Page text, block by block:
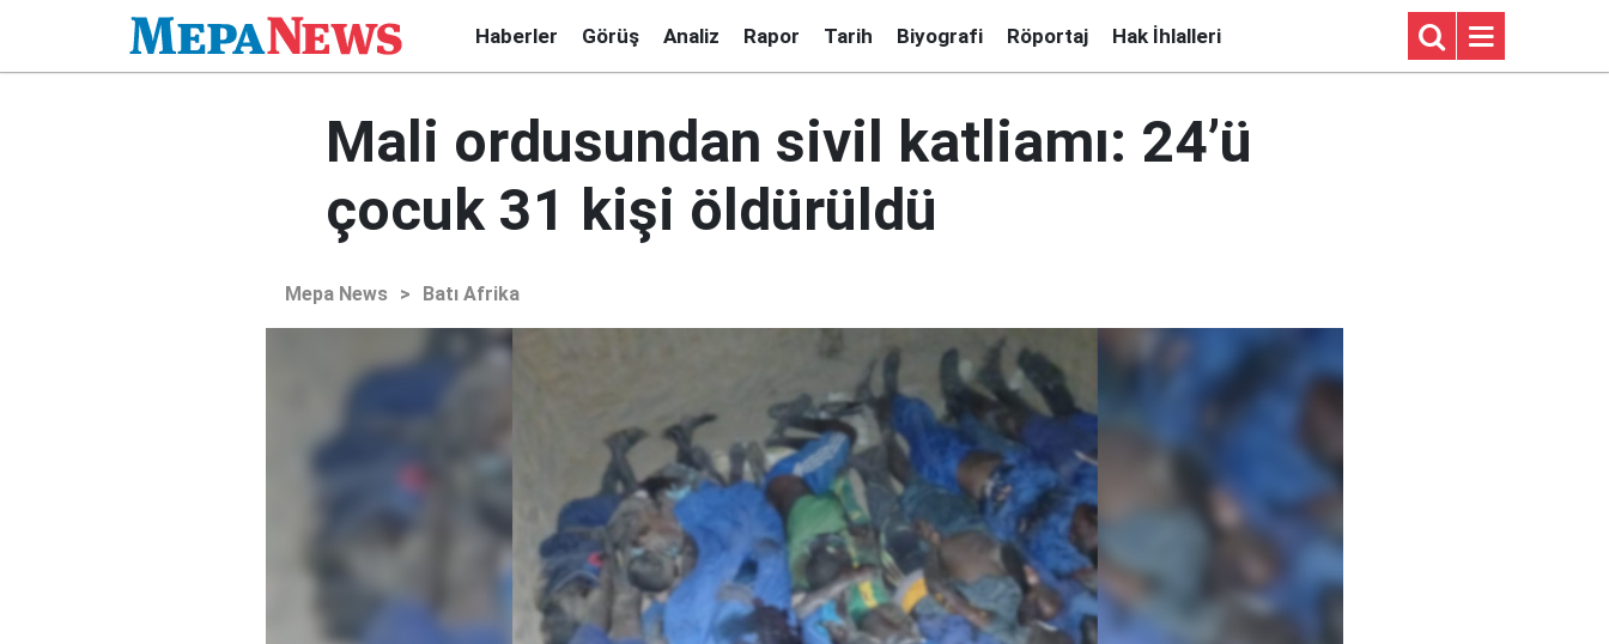
Haberler Görüş Analiz Rapor Tarih Biyografi Röportaj Hak İhlalleri
Mali ordusundan sivil katliamı: 24’ü
çocuk 31 kişi öldürüldü
Mepa News > Batı Afrika